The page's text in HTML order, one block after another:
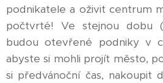
podnikatele a oživit centrum
počtvrté! Ve stejnou dobu
budou otevřené podniky v
abyste si mohli projít město,
si předvánoční čas, nakoupit